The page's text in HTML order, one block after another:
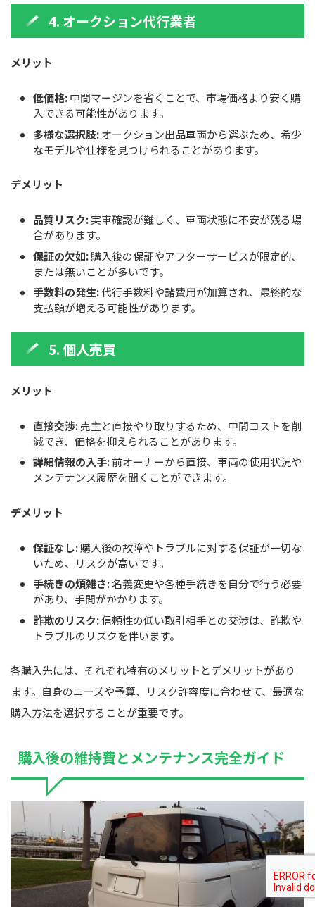
4. オークション代行業者
メリット
低価格:中間マージンを省くことで、市場価格より安く購
入できる可能性があります。
多様な選択肢:オークション出品車両から選ぶため、希少
なモデルや仕様を見つけられることがあります。
デメリット
品質リスク:実車確認が難しく、車両状態に不安が残る場
合があります。
保証の欠如:購入後の保証やアフターサービスが限定的、
または無いことが多いです。
手数料の発生:代行手数料や諸費用が加算され、最終的な
支払額が増える可能性があります。
5. 個人売買
メリット
直接交渉:売主と直接やり取りするため、中間コストを削
減でき、価格を抑えられることがあります。
詳細情報の入手:前オーナーから直接、車両の使用状況や
メンテナンス履歴を聞くことができます。
デメリット
保証なし:購入後の故障やトラブルに対する保証が一切な
いため、リスクが高いです。
手続きの煩雑さ:名義変更や各種手続きを自分で行う必要
があり、手間がかかります。
詐欺のリスク:信頼性の低い取引相手との交渉は、詐欺や
トラブルのリスクを伴います。
各購入先には、それぞれ特有のメリットとデメリットがあり
ます。自身のニーズや予算、リスク許容度に合わせて、最適な
購入方法を選択することが重要です。
購入後の維持費とメンテナンス完全ガイド